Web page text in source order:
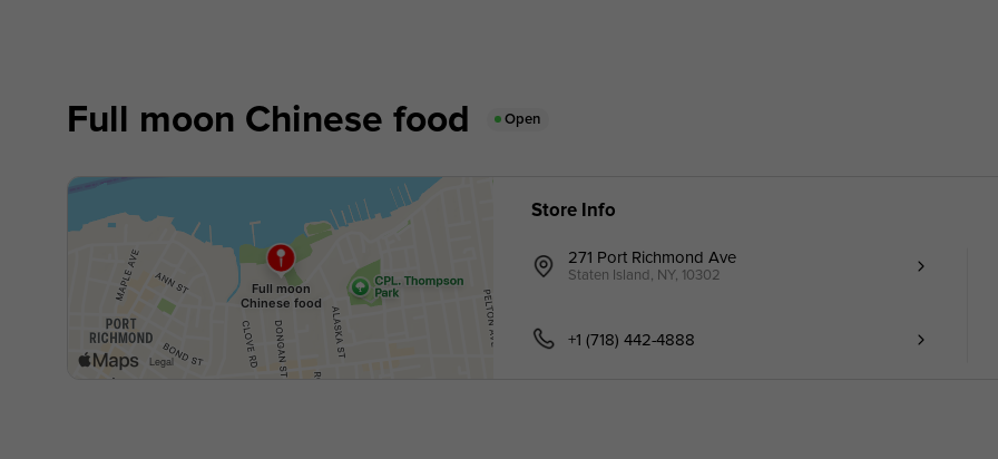
Full moon Chinese food Open
Store Info
271 Port Richmond Ave
Staten Island, NY, 10302
+1 (718) 442-4888